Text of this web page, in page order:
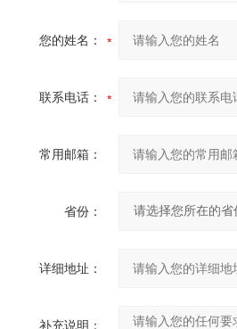
您的姓名：
联系电话：
常用邮箱：
省份：
详细地址：
补充说明：